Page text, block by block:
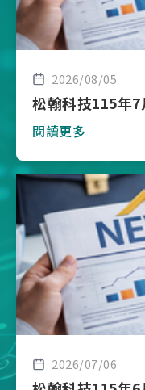
2026/08/05
松翰科技115年
閱讀更多
2026/07/06